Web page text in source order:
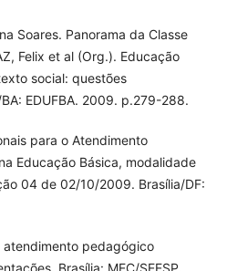
Soares. Panorama da Classe
Felix et al (Org.). Educação
social: questões
EDUFBA. 2009. p.279-288.
para o Atendimento
Educação Básica, modalidade
04 de 02/10/2009. Brasília/DF:
atendimento pedagógico